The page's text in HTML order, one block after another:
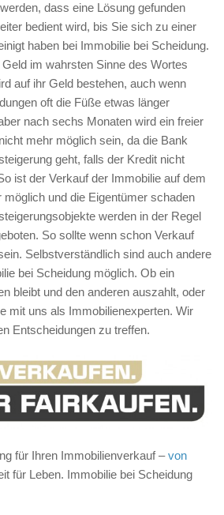
dass eine Lösung gefunden
bedient wird, bis Sie sich zu einer
haben bei Immobilie bei Scheidung.
im wahrsten Sinne des Wortes
auf ihr Geld bestehen, auch wenn
oft die Füße etwas länger
nach sechs Monaten wird ein freier
mehr möglich sein, da die Bank
geht, falls der Kredit nicht
ist der Verkauf der Immobilie auf dem
und die Eigentümer schaden
werden in der Regel
So sollte wenn schon Verkauf
Selbstverständlich sind auch andere
bei Scheidung möglich. Ob ein
bleibt und den anderen auszahlt, oder
mit uns als Immobilienexperten. Wir
Entscheidungen zu treffen.
für Ihren Immobilienverkauf –von
für Leben. Immobilie bei Scheidung